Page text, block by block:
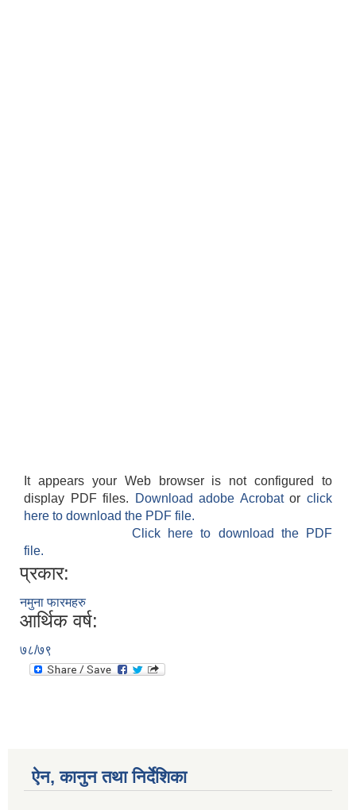
It appears your Web browser is not configured to
display PDF files.
Download adobe Acrobatorclick
here to download the PDF file.
Click here to download the PDF
file.
प्रकार:
नमुना फारमहरु
आर्थिक वर्ष:
७८/७९
ऐन, कानुन तथा निर्देशिका